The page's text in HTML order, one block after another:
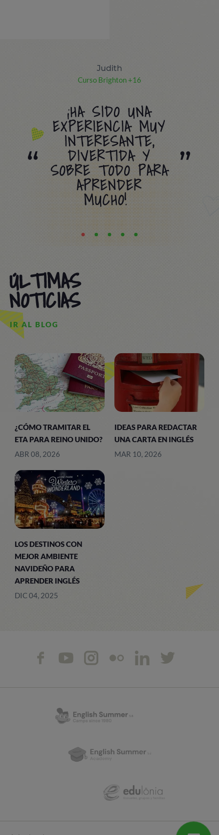
Judith
Curso Brighton +16
¡HA SIDO UNA
EXPERIENCIA MUY
INTERESANTE,
DIVERTIDA Y
SOBRE TODO PARA
APRENDER
MUCHO!
ÚLTIMAS
NOTICIAS
IR AL BLOG
¿CÓMO TRAMITAR EL
ETA PARA REINO UNIDO?
ABR 08, 2026
IDEAS PARA REDACTAR
UNA CARTA EN INGLÉS
MAR 10, 2026
LOS DESTINOS CON
MEJOR AMBIENTE
NAVIDEÑO PARA
APRENDER INGLÉS
DIC 04, 2025